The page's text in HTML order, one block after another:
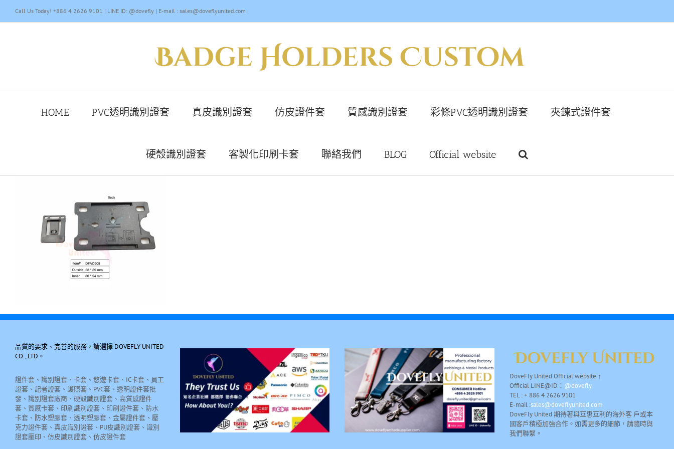
content
Call Us Today! +886 4 2626 9101 | LINE ID: @dovefly | E-mail : sales@doveflyunited.com
HOME PVC透明識別證套 真皮識別證套 仿皮證件套 質感識別證套 彩條PVC透明識別證套 夾鍊式證件套
硬殼識別證套 客製化印刷卡套 聯絡我們 BLOG Official website
品質的要求、完善的服務，請選擇 DOVEFLY UNITED
CO., LTD。
證件套、識別證套、卡套、悠遊卡套、IC卡套、員工
證套、記者證套、護照套、PVC套、透明證件套批
發、識別證套廠商、硬殼識別證套、高質感證件
套、質感卡套、印刷識別證套、印刷證件套、防水
卡套、防水塑膠套、透明塑膠套、金屬證件套、壓
克力證件套、真皮識別證套、PU皮識別證套、識別
證套壓印、仿皮識別證套、仿皮證件套
DoveFly United Official website ↑
Official LINE@ID： @dovefly
TEL : + 886 4 2626 9101
E-mail :sales@doveflyunited.com
DoveFly United 期待著與互惠互利的海外客 戶或本
國客戶積極加強合作。如需更多的細節，請隨時與
我們聯繫。